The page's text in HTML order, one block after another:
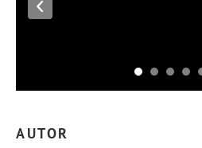
AUTOR